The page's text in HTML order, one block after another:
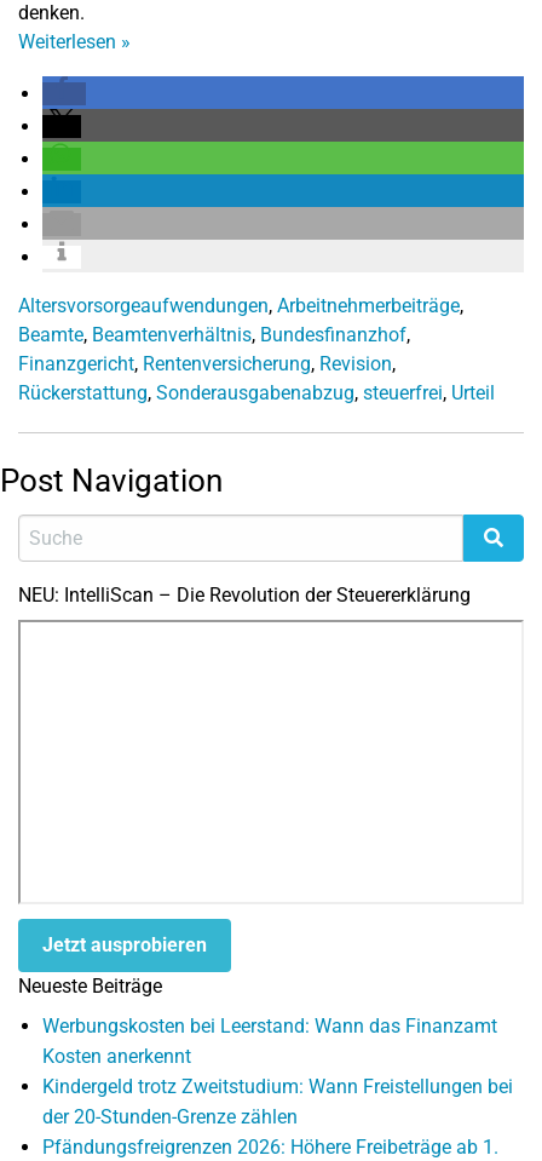
denken.
Weiterlesen »
Altersvorsorgeaufwendungen, Arbeitnehmerbeiträge,
Beamte, Beamtenverhältnis, Bundesfinanzhof,
Finanzgericht, Rentenversicherung, Revision,
Rückerstattung, Sonderausgabenabzug, steuerfrei, Urteil
Post Navigation
NEU: IntelliScan – Die Revolution der Steuererklärung
Jetzt ausprobieren
Neueste Beiträge
Werbungskosten bei Leerstand: Wann das Finanzamt
Kosten anerkennt
Kindergeld trotz Zweitstudium: Wann Freistellungen bei
der 20-Stunden-Grenze zählen
Pfändungsfreigrenzen 2026: Höhere Freibeträge ab 1.